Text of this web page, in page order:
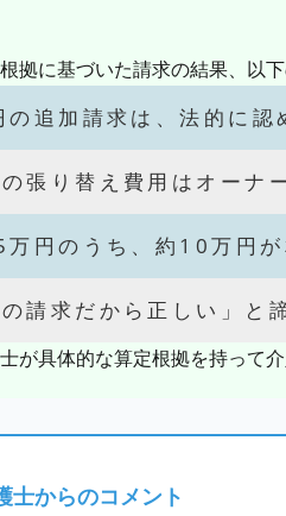
拠に基づいた請求の結果、以下
追加請求は、法的に認
張り替え費用はオーナ
円のうち、約10万円
の請求だから正しい」
が具体的な算定根拠を持って
士からのコメント